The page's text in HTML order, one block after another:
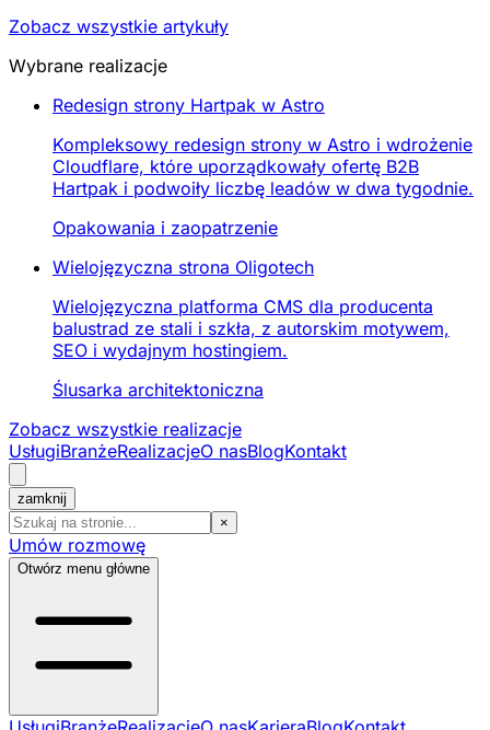
Zobacz wszystkie artykuły
Wybrane realizacje
Redesign strony Hartpak w Astro
Kompleksowy redesign strony w Astro i wdrożenie
Cloudflare, które uporządkowały ofertę B2B
Hartpak i podwoiły liczbę leadów w dwa tygodnie.
Opakowania i zaopatrzenie
Wielojęzyczna strona Oligotech
Wielojęzyczna platforma CMS dla producenta
balustrad ze stali i szkła, z autorskim motywem,
SEO i wydajnym hostingiem.
Ślusarka architektoniczna
Zobacz wszystkie realizacje
UsługiBranżeRealizacjeO nasBlogKontakt
zamknij
×
Umów rozmowę
Otwórz menu główne